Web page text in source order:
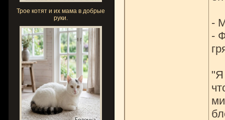
Трое котят и их мама в добрые
руки.
-
-
"Я